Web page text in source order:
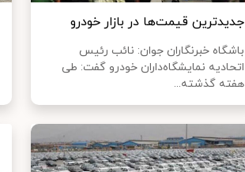
جدیدترین قیمت‌ها در بازار خودرو
باشگاه خبرنگاران جوان: نائب رئیس
اتحادیه نمایشگاه‌داران خودرو گفت: طی
هفته گذشته...